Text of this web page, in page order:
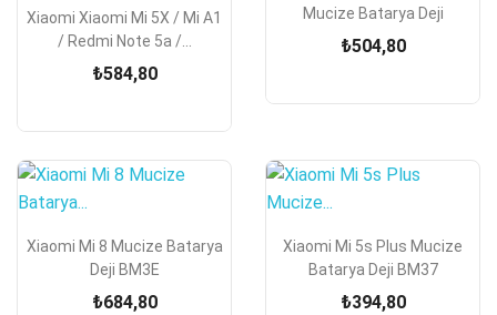
Xiaomi Xiaomi Mi 5X / Mi A1
/ Redmi Note 5a /...
₺584,80
Mucize Batarya Deji
₺504,80
Xiaomi Mi 8 Mucize Batarya
Deji BM3E
₺684,80
Xiaomi Mi 5s Plus Mucize
Batarya Deji BM37
₺394,80